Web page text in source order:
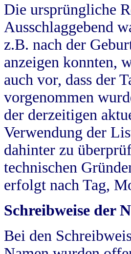
Die ursprüngliche
Ausschlaggebend
z.B. nach der
anzeigen konnten,
auch vor, dass der
vorgenommen
der derzeitigen
Verwendung der
dahinter zu
technischen
erfolgt nach Tag,
Schreibweise der
Bei den